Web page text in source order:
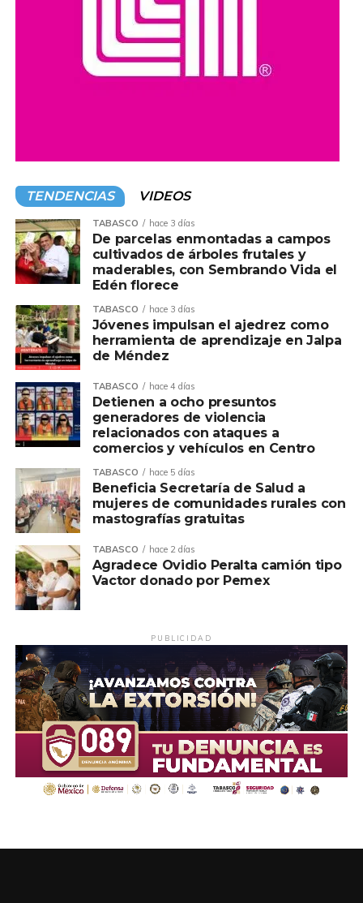
TENDENCIAS VIDEOS
TABASCO hace 3 días
De parcelas enmontadas a campos
cultivados de árboles frutales y
maderables, con Sembrando Vida el
Edén florece
TABASCO hace 3 días
Jóvenes impulsan el ajedrez como
herramienta de aprendizaje en Jalpa
de Méndez
TABASCO hace 4 días
Detienen a ocho presuntos
generadores de violencia
relacionados con ataques a
comercios y vehículos en Centro
TABASCO hace 5 días
Beneficia Secretaría de Salud a
mujeres de comunidades rurales con
mastografías gratuitas
TABASCO hace 2 días
Agradece Ovidio Peralta camión tipo
Vactor donado por Pemex
PUBLICIDAD